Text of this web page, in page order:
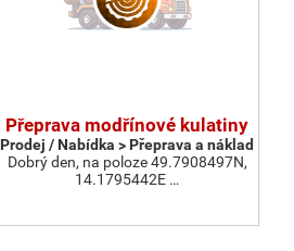
Přeprava modřínové kulatiny
Prodej / Nabídka > Přeprava a náklad
Dobrý den, na poloze 49.7908497N,
14.1795442E …